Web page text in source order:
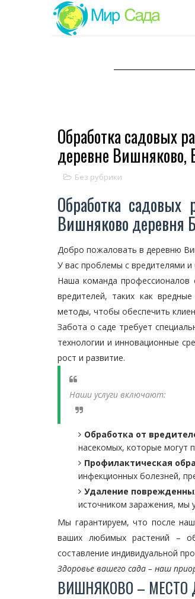
Обработка садовых
деревне Вишняково,
Без рубрики
Обработка
Вишняково деревня
Добро пожаловать в деревню
У вас проблемы с вредителями
Наша команда профессионалов
вредителей, таких как
методы, чтобы обеспечить
Забота о саде требует
технологии и инновационные
рост и развитие.
Наши услуги включают:
Обработка от
насекомых, которые могут
Профилактическая
инфекционных болезней,
Удаление
источником заражения, мы
Мы гарантируем, что после
ваших любимых растений –
составление индивидуальной
Здоровье вашего сада – наш
ВИШНЯКОВО – МЕСТО